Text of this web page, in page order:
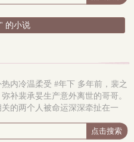
的小说
内冷温柔受 #年下 多年前，裴之
补裴承妟生产意外离世的哥哥。
的两个人被命运深深牵扯在一